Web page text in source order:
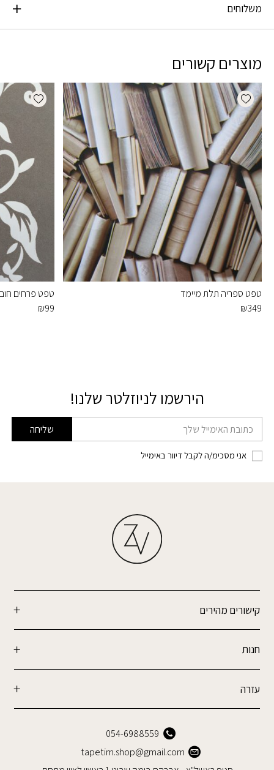
משלוחים
מוצרים קשורים
Add wishlist
טפט ספריה תלת מיימד
₪349
wishlist
טפט פרחים
₪99
הירשמו לניוזלטר שלנו!
דוא׳׳ל שליחה
אני מסכימ/ה לקבל דיוור באימייל
קישורים מהירים
חנות
עזרה
054-6988559
tapetim.shop@gmail.com